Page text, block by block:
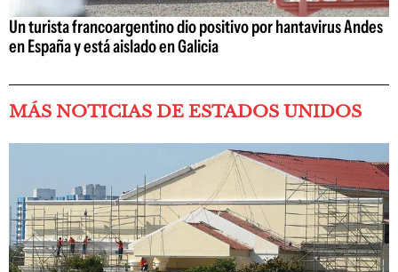
Un turista francoargentino dio positivo por hantavirus Andes
en España y está aislado en Galicia
MÁS NOTICIAS DE ESTADOS UNIDOS